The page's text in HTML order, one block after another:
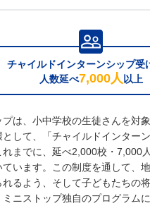
チャイルドインターンシップ受
人数延べ7,000人 以上
は、小中学校の生徒さんを対
して、「チャイルドインター
れまでに、延べ2,000校・7,000
います。この制度を通して、
るよう、そして子どもたちの
ニストップ独自のプログラム